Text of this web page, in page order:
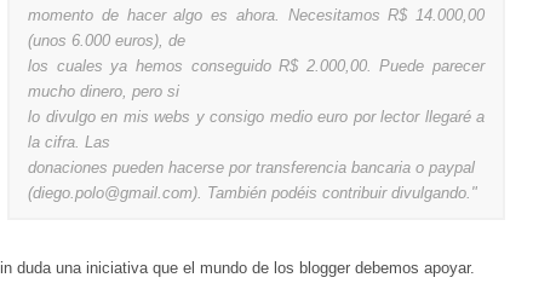
momento de hacer algo es ahora. Necesitamos R$ 14.000,00
(unos 6.000 euros), de
los cuales ya hemos conseguido R$ 2.000,00. Puede parecer
mucho dinero, pero si
lo divulgo en mis webs y consigo medio euro por lector llegaré a
la cifra. Las
donaciones pueden hacerse por transferencia bancaria o paypal
(diego.polo@gmail.com). También podéis contribuir divulgando."
duda una iniciativa que el mundo de los blogger debemos apoyar.